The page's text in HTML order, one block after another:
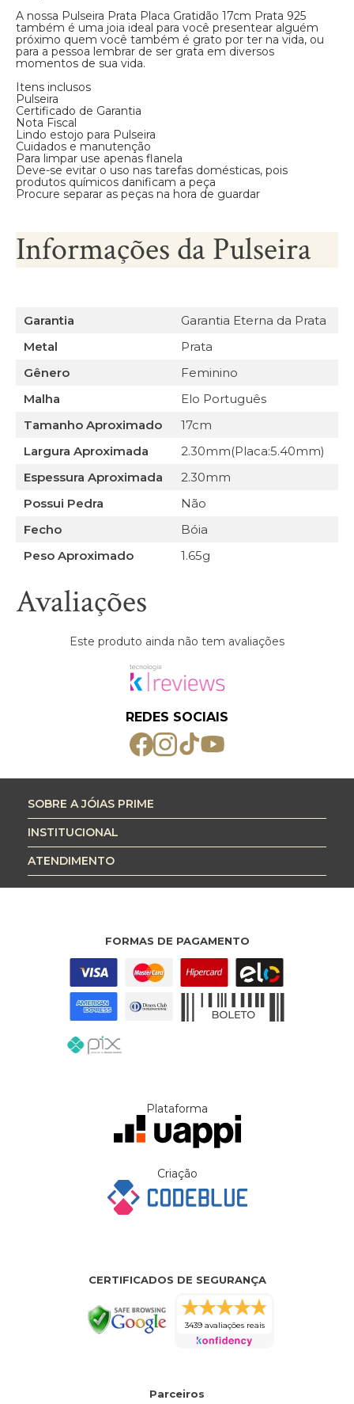
A nossa Pulseira Prata Placa Gratidão 17cm Prata 925
também é uma joia ideal para você presentear alguém
próximo quem você também é grato por ter na vida, ou
para a pessoa lembrar de ser grata em diversos
momentos de sua vida.
Itens inclusos
Pulseira
Certificado de Garantia
Nota Fiscal
Lindo estojo para Pulseira
Cuidados e manutenção
Para limpar use apenas flanela
Deve-se evitar o uso nas tarefas domésticas, pois
produtos químicos danificam a peça
Procure separar as peças na hora de guardar
Informações da Pulseira
Garantia
Garantia Eterna da Prata
Metal
Prata
Gênero
Feminino
Malha
Elo Português
Tamanho Aproximado
17cm
Largura Aproximada
2.30mm(Placa:5.40mm)
Espessura Aproximada
2.30mm
Possui Pedra
Não
Fecho
Bóia
Peso Aproximado
1.65g
Avaliações
Este produto ainda não tem avaliações
REDES SOCIAIS
SOBRE A JÓIAS PRIME
INSTITUCIONAL
ATENDIMENTO
FORMAS DE PAGAMENTO
Plataforma
Criação
CERTIFICADOS DE SEGURANÇA
3439 avaliações reais
Parceiros